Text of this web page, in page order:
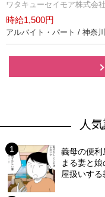
ワタキューセイモア株式会
時給1,500円
アルバイト・パート / 神奈
人
義母の便
まる妻と
屋扱いする